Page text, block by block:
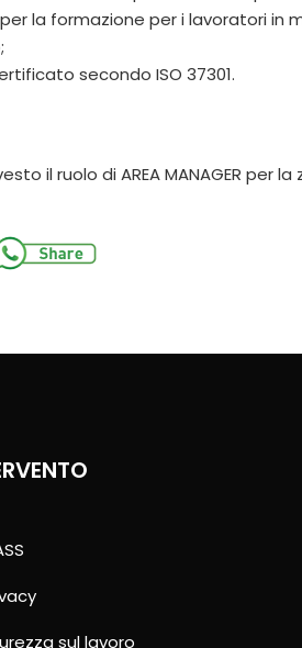
la formazione per i lavoratori in
secondo ISO 37301.
il ruolo di AREA MANAGER per la
sul lavoro